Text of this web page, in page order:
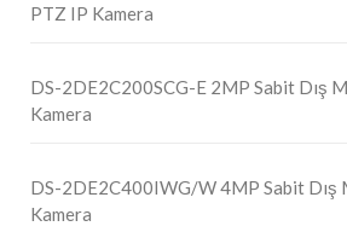
PTZ IP Kamera
DS-2DE2C200SCG-E 2MP Sabit Dış
Kamera
DS-2DE2C400IWG/W 4MP Sabit Dış
Kamera